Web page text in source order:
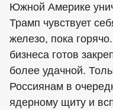
Южной Америке
Трамп чувствует
железо, пока
бизнеса готов
более удачной.
Россиянам в
ядерному щиту и